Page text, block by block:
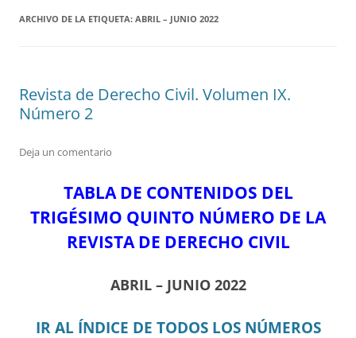
ARCHIVO DE LA ETIQUETA: ABRIL – JUNIO 2022
Revista de Derecho Civil. Volumen IX.
Número 2
Deja un comentario
TABLA DE CONTENIDOS DEL
TRIGÉSIMO QUINTO NÚMERO DE LA
REVISTA DE DERECHO CIVIL
ABRIL – JUNIO 2022
IR AL ÍNDICE DE TODOS LOS NÚMEROS